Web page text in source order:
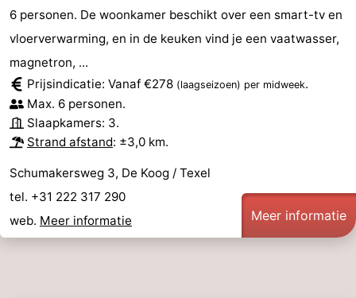
6 personen. De woonkamer beschikt over een smart-tv en
vloerverwarming, en in de keuken vind je een vaatwasser,
magnetron, ...
Prijsindicatie: Vanaf €278 (laagseizoen) per midweek.
Max. 6 personen.
Slaapkamers: 3.
Strand afstand: ±3,0 km.
Schumakersweg 3, De Koog / Texel
tel. +31 222 317 290
web. Meer informatie Meer informatie